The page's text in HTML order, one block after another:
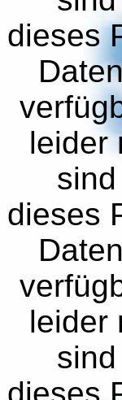
dieses
leider
dieses
leider